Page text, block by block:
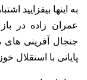
به اینها بیفزایید
عمران زاده در
جنجال آفرینی
پایانی با استقلال